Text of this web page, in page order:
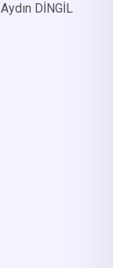
Aydın DİNGİL